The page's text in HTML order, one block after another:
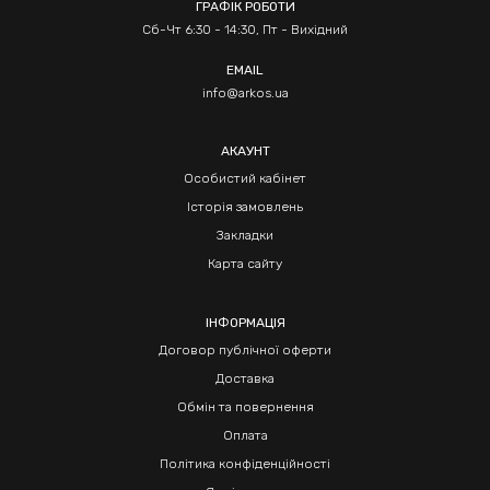
ГРАФІК РОБОТИ
Сб-Чт 6:30 - 14:30, Пт - Вихідний
EMAIL
info@arkos.ua
АКАУНТ
Особистий кабінет
Історія замовлень
Закладки
Карта сайту
ІНФОРМАЦІЯ
Договор публічної оферти
Доставка
Обмін та повернення
Оплата
Політика конфіденційності